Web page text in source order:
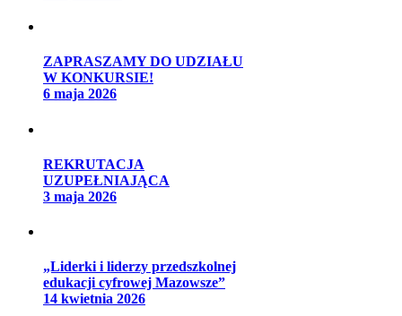
ZAPRASZAMY DO UDZIAŁU
W KONKURSIE!
6 maja 2026
REKRUTACJA
UZUPEŁNIAJĄCA
3 maja 2026
„Liderki i liderzy przedszkolnej
edukacji cyfrowej Mazowsze”
14 kwietnia 2026